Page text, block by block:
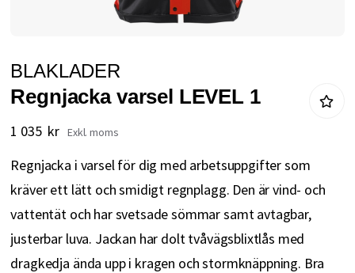
till
början
av
BLAKLADER
Regnjacka varsel LEVEL 1
1 035 kr
Regnjacka i varsel för dig med arbetsuppgifter som
kräver ett lätt och smidigt regnplagg. Den är vind- och
vattentät och har svetsade sömmar samt avtagbar,
justerbar luva. Jackan har dolt tvåvägsblixtlås med
dragkedja ända upp i kragen och stormknäppning. Bra